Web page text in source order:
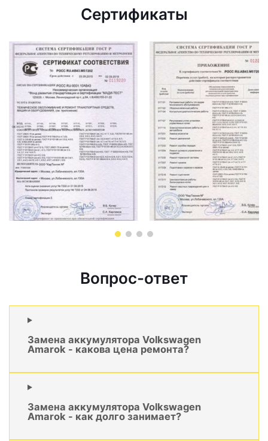
Сертификаты
Вопрос-ответ
Замена аккумулятора Volkswagen
Amarok - какова цена ремонта?
Замена аккумулятора Volkswagen
Amarok - как долго занимает?